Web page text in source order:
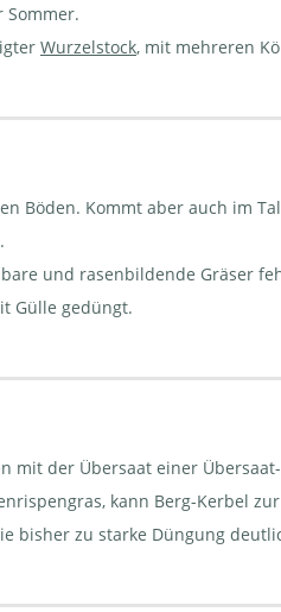
Sommer.
Wurzelstock, mit mehreren
Böden. Kommt aber auch im
und rasenbildende Gräser
Gülle gedüngt.
mit der Übersaat einer
kann Berg-Kerbel
bisher zu starke Düngung